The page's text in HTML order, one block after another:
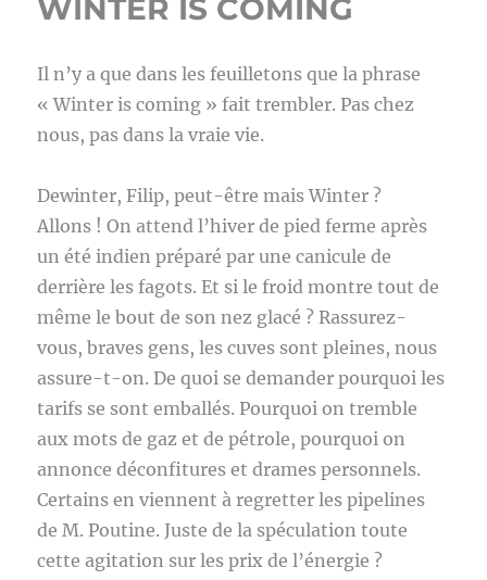
WINTER IS COMING
Il n’y a que dans les feuilletons que la phrase
« Winter is coming » fait trembler. Pas chez
nous, pas dans la vraie vie.
Dewinter, Filip, peut-être mais Winter ?
Allons ! On attend l’hiver de pied ferme après
un été indien préparé par une canicule de
derrière les fagots. Et si le froid montre tout de
même le bout de son nez glacé ? Rassurez-
vous, braves gens, les cuves sont pleines, nous
assure-t-on. De quoi se demander pourquoi les
tarifs se sont emballés. Pourquoi on tremble
aux mots de gaz et de pétrole, pourquoi on
annonce déconfitures et drames personnels.
Certains en viennent à regretter les pipelines
de M. Poutine. Juste de la spéculation toute
cette agitation sur les prix de l’énergie ?